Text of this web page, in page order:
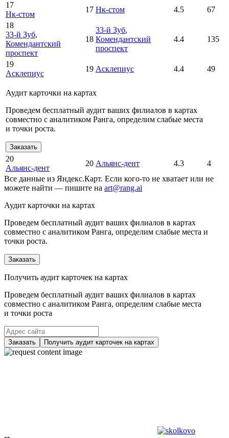
17
Нк-стом
17 Нк-стом 4.5
67
18
33-й Зуб,
Комендантский
проспект
18
33-й Зуб,
Комендантский
проспект
4.4 135
19
Асклепиус
19 Асклепиус 4.4 49
Аудит карточки на картах
Проведем бесплатный аудит ваших филиалов в картах
совместно с аналитиком Ранга, определим слабые места
и точки роста.
Заказать
20
Альянс-дент
20 Альянс-дент 4.3
4
Все данные из Яндекс.Карт. Если кого-то не хватает или не
можете найти — пишите на art@rang.ai
Аудит карточки на картах
Проведем бесплатный аудит ваших филиалов в картах
совместно с аналитиком Ранга, определим слабые места и
точки роста.
Заказать
Получить аудит карточек на картах
Проведем бесплатный аудит ваших филиалов в картах
совместно с аналитиком Ранга, определим слабые места
и точки роста
Заказать Получить аудит карточек на картах